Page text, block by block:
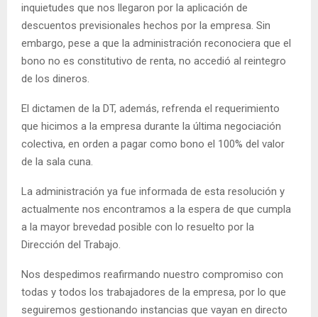
inquietudes que nos llegaron por la aplicación de
descuentos previsionales hechos por la empresa. Sin
embargo, pese a que la administración reconociera que el
bono no es constitutivo de renta, no accedió al reintegro
de los dineros.
El dictamen de la DT, además, refrenda el requerimiento
que hicimos a la empresa durante la última negociación
colectiva, en orden a pagar como bono el 100% del valor
de la sala cuna.
La administración ya fue informada de esta resolución y
actualmente nos encontramos a la espera de que cumpla
a la mayor brevedad posible con lo resuelto por la
Dirección del Trabajo.
Nos despedimos reafirmando nuestro compromiso con
todas y todos los trabajadores de la empresa, por lo que
seguiremos gestionando instancias que vayan en directo